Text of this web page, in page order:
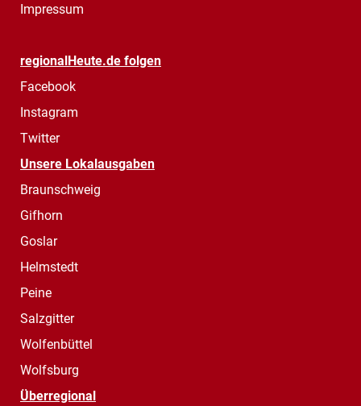
Impressum
regionalHeute.de folgen
Facebook
Instagram
Twitter
Unsere Lokalausgaben
Braunschweig
Gifhorn
Goslar
Helmstedt
Peine
Salzgitter
Wolfenbüttel
Wolfsburg
Überregional